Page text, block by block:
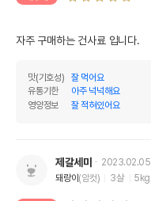
자주 구매하는 건사료 입니다.
맛(기호성)
잘 먹어요
유통기한
아주 넉넉해요
영양정보
잘 적혀있어요
제갈세미
2023.02.05
돼랑이(암컷) 3살 5kg